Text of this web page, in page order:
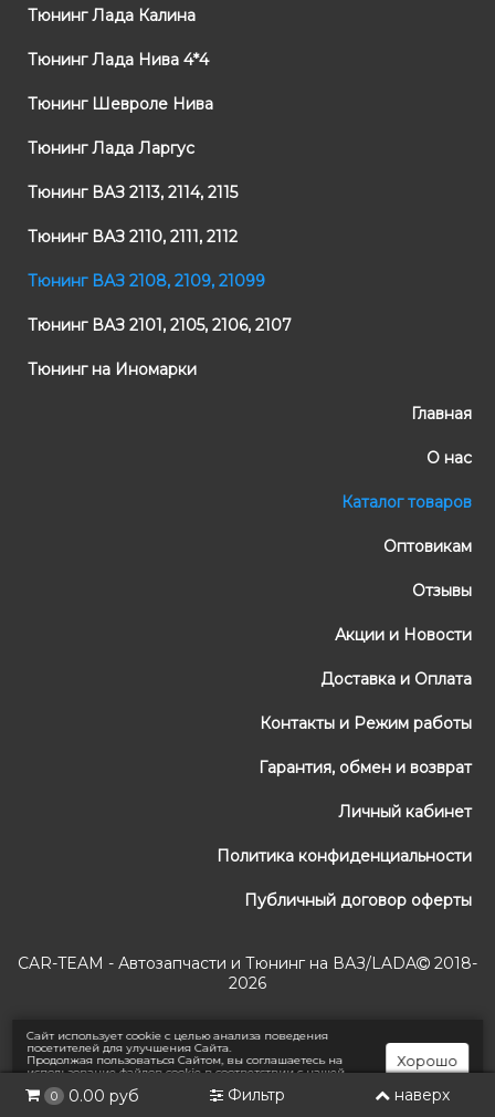
Тюнинг Лада Калина
Тюнинг Лада Нива 4*4
Тюнинг Шевроле Нива
Тюнинг Лада Ларгус
Тюнинг ВАЗ 2113, 2114, 2115
Тюнинг ВАЗ 2110, 2111, 2112
Тюнинг ВАЗ 2108, 2109, 21099
Тюнинг ВАЗ 2101, 2105, 2106, 2107
Тюнинг на Иномарки
Главная
О нас
Каталог товаров
Оптовикам
Отзывы
Акции и Новости
Доставка и Оплата
Контакты и Режим работы
Гарантия, обмен и возврат
Личный кабинет
Политика конфиденциальности
Публичный договор оферты
CAR-TEAM - Автозапчасти и Тюнинг на ВАЗ/LADA
2018-
2026
0 0.00 руб Фильтр наверх
Сайт использует cookie с целью анализа поведения
посетителей для улучшения Сайта.
Продолжая пользоваться Сайтом, вы соглашаетесь на
использование файлов cookie в соответствии с нашей
Политикой конфиденциальности
Хорошо